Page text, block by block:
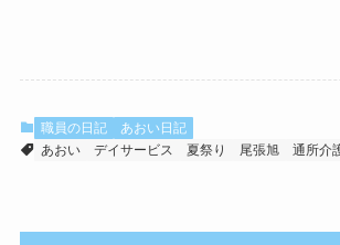
職員の日記
あおい日記
あおい
デイサービス 夏祭り 尾張旭 通所介